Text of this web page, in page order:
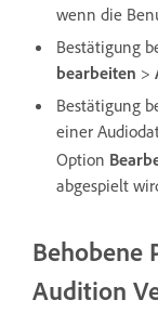
wenn die
Bestätigung
bearbeiten >
Bestätigung
einer
Option
abgespielt
Behobene
Audition